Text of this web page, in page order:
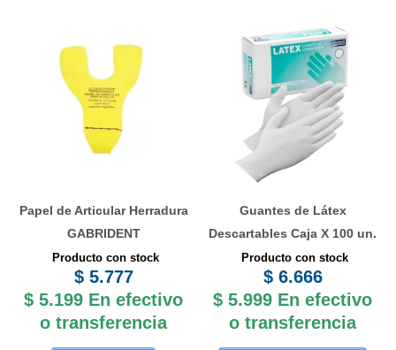
Papel de Articular Herradura
GABRIDENT
Producto con stock
$5.777
$ 5.199 En efectivo
o transferencia
Guantes de Látex
Descartables Caja X 100 un.
Producto con stock
$6.666
$ 5.999 En efectivo
o transferencia